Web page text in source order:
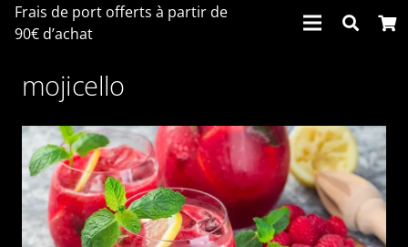
Frais de port offerts à partir de
90€ d’achat
mojicello